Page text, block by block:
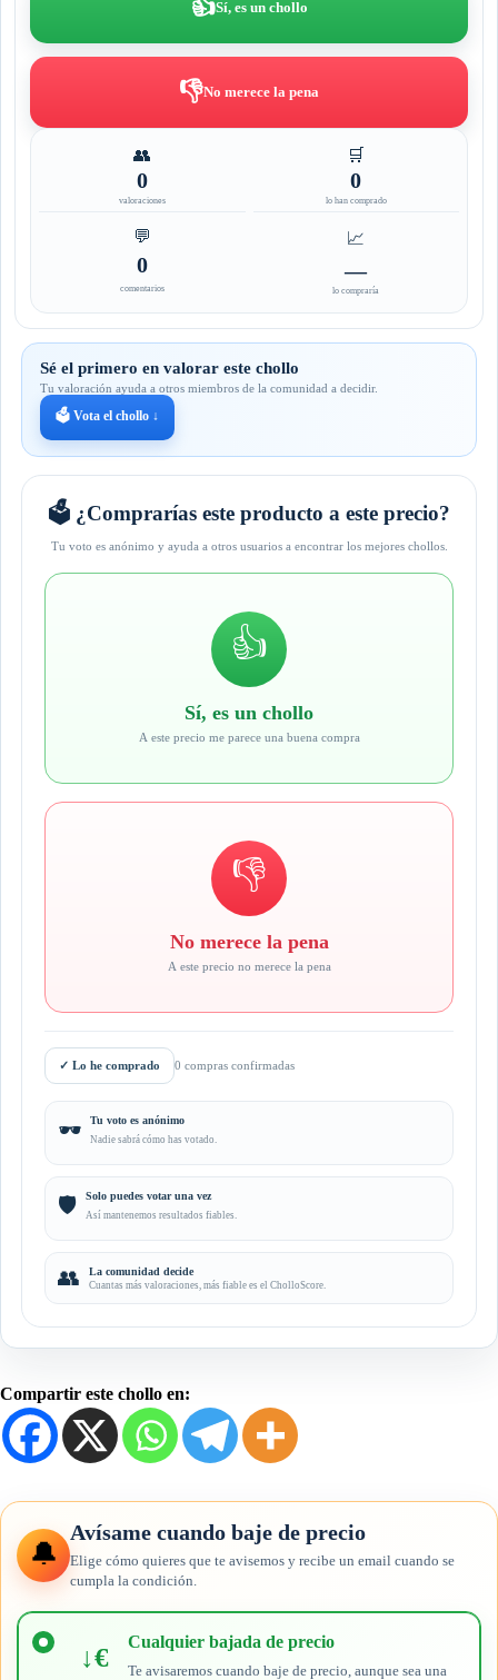
👍Sí, es un chollo
👎No merece la pena
👥
0
valoraciones
🛒
0
lo han comprado
💬
0
comentarios
📈
—
lo compraría
Sé el primero en valorar este chollo
Tu valoración ayuda a otros miembros de la comunidad a decidir.
🗳️ Vota el chollo ↓
🗳️ ¿Comprarías este producto a este precio?
Tu voto es anónimo y ayuda a otros usuarios a encontrar los mejores chollos.
👍
Sí, es un chollo
A este precio me parece una buena compra
👎
No merece la pena
A este precio no merece la pena
✓ Lo he comprado 0 compras confirmadas
🕶️ Tu voto es anónimo
Nadie sabrá cómo has votado.
🛡️ Solo puedes votar una vez
Así mantenemos resultados fiables.
👥 La comunidad decide
Cuantas más valoraciones, más fiable es el CholloScore.
Compartir este chollo en:
🔔
Avísame cuando baje de precio
Elige cómo quieres que te avisemos y recibe un email cuando se
cumpla la condición.
Elige
cuándo
quieres
↓€
Cualquier bajada de precio
Te avisaremos cuando baje de precio, aunque sea una